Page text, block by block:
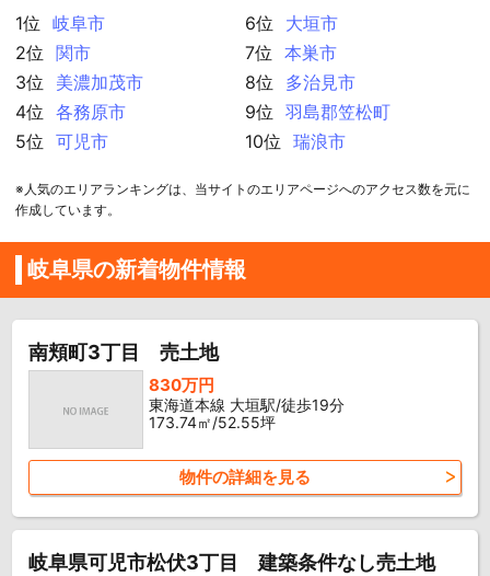
1位
岐阜市
2位
関市
3位
美濃加茂市
4位
各務原市
5位
可児市
6位
大垣市
7位
本巣市
8位
多治見市
9位
羽島郡笠松町
10位
瑞浪市
※人気のエリアランキングは、当サイトのエリアページへのアクセス数を元に
作成しています。
岐阜県の新着物件情報
南頬町3丁目 売土地
830万円
東海道本線 大垣駅/徒歩19分
173.74㎡/52.55坪
物件の詳細を見る
岐阜県可児市松伏3丁目 建築条件なし売土地